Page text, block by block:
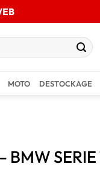
MOTO DESTOCKAGE
SERIE